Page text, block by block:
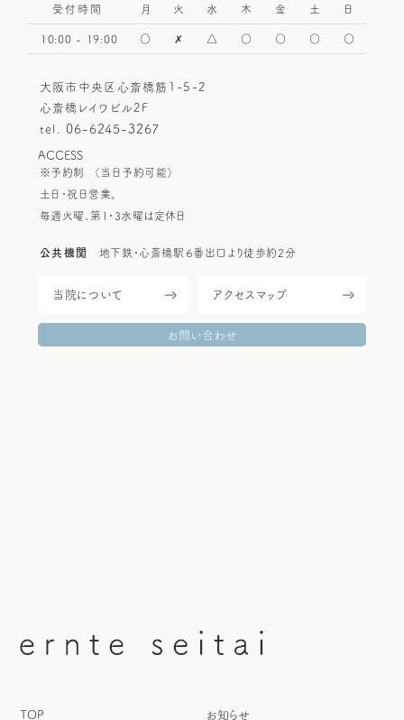
整体講座スクール
受付時間 月 火 水 木 金 土 日
10:00 - 19:00 ○ ✗ △ ○ ○ ○ ○
大阪市中央区心斎橋筋1-5-2
心斎橋レイワビル2F
tel.06-6245-3267
ACCESS
※予約制
（当日予約可能）
土日・祝日営業。
毎週火曜、第1・3水曜は定休日
公共機関 地下鉄・心斎橋駅６番出口より徒歩約2分
当院について アクセスマップ
お問い合わせ
TOP お知らせ